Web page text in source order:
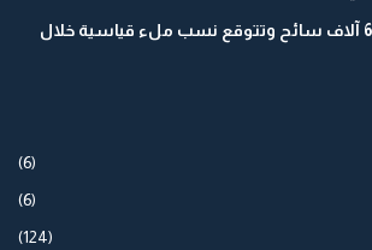
أكادير تستقبل 607 آلاف سائح وتتوقع نسب ملء قياسية خلال
(6)
(6)
(124)